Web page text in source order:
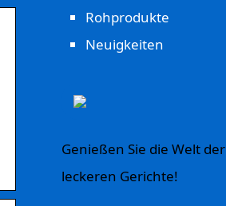
Rohprodukte
Neuigkeiten
Genießen Sie die Welt der
leckeren Gerichte!